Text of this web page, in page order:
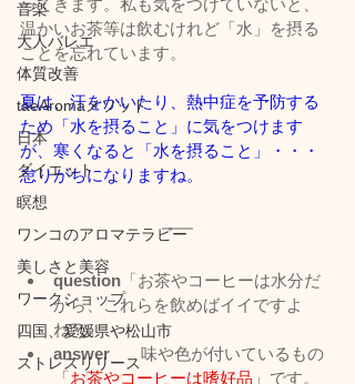
音楽
大人バレエ
体質改善
taeAromaメソッド
日本
ダイエット
瞑想
ワンコのアロマテラピー
美しさと美容
ワークショップ
四国、愛媛県や松山市
ストレスリリース
温かいお茶等は飲むけれど「水」を摂る
ことを忘れています。
夏は、汗をかいたり、熱中症を予防する
ため「水を摂ること」に気をつけます
が、寒くなると「水を摂ること」・・・
怠りがちになりますね。
question 「お茶やコーヒーは水分だ
から、これらを飲めばイイですよ
ね？」
answer
     味や色が付いているもの
「お茶やコーヒーは嗜好品 」です。